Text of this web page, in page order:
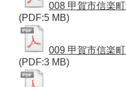
008 甲賀市信楽
(PDF:5 MB)
009 甲賀市信楽
(PDF:3 MB)